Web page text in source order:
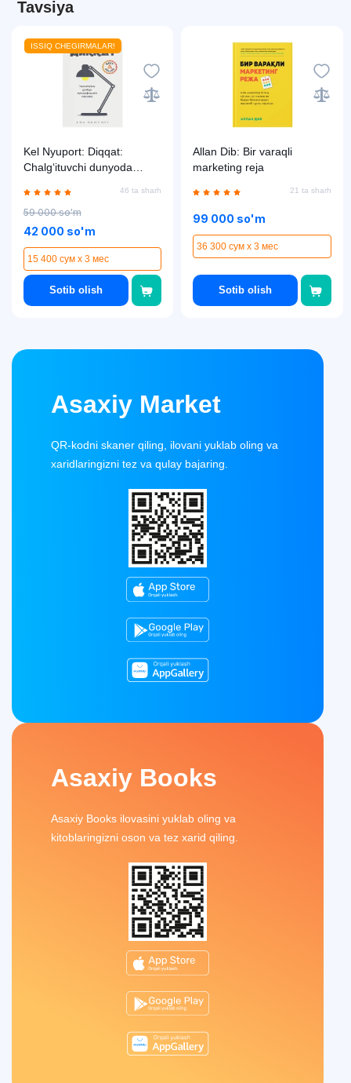
Tavsiya
ISSIQ CHEGIRMALAR!
Kel Nyuport: Diqqat:
Chalg‘ituvchi dunyoda
46 ta sharh
59 000 so'm
42 000 so'm
15 400 сум x 3 мес
Sotib olish
Allan Dib: Bir varaqli
marketing reja
21 ta sharh
99 000 so'm
36 300 сум x 3 мес
Sotib olish
Asaxiy Market
QR-kodni skaner qiling, ilovani yuklab oling va
xaridlaringizni tez va qulay bajaring.
Asaxiy Books
Asaxiy Books ilovasini yuklab oling va
kitoblaringizni oson va tez xarid qiling.